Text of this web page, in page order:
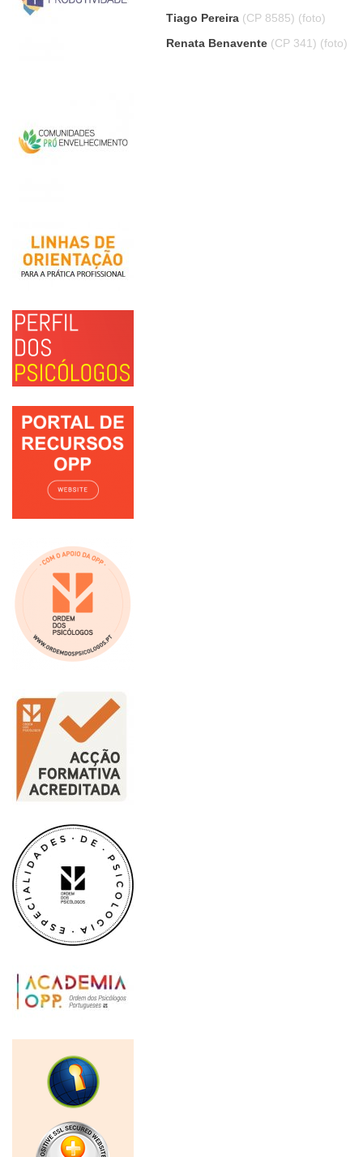
Tiago Pereira (CP 8585) (foto)
Renata Benavente (CP 341) (foto)